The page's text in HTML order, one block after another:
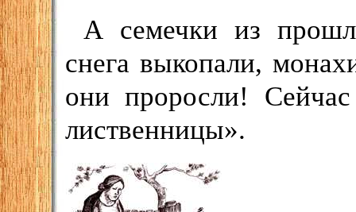
А семечки из
снега выкопали,
они проросли!
лиственницы».